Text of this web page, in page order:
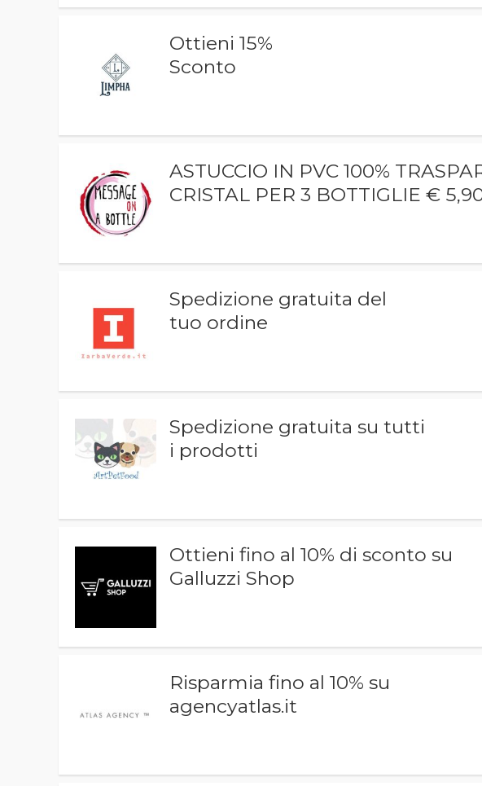
Ottieni 15%
Sconto
ASTUCCIO IN PVC 100%
CRISTAL PER 3 BOTTIGLIE €
Spedizione gratuita del
tuo ordine
Spedizione gratuita su tutti
i prodotti
Ottieni fino al 10% di sconto su
Galluzzi Shop
Risparmia fino al 10% su
agencyatlas.it